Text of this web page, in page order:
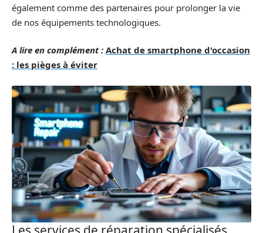
également comme des partenaires pour prolonger la vie
de nos équipements technologiques.
A lire en complément : Achat de smartphone d'occasion
: les pièges à éviter